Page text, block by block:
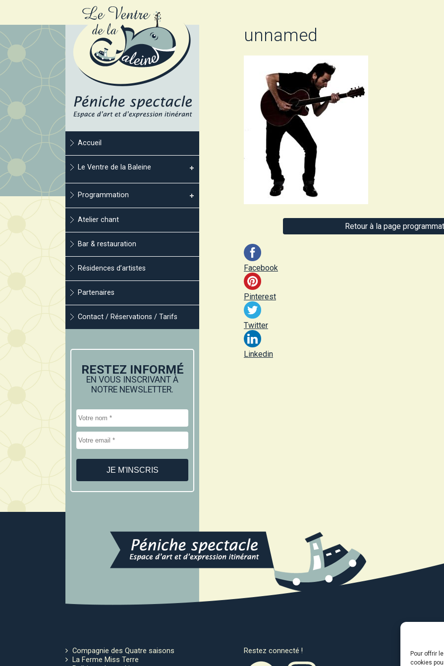
Pour offrir
cookies
Accueil
Le Ventre de la Baleine
Programmation
Atelier chant
Bar & restauration
Résidences d’artistes
Partenaires
Contact / Réservations / Tarifs
RESTEZ INFORMÉ
EN VOUS INSCRIVANT À
NOTRE NEWSLETTER.
unnamed
Retour à la page
Facebook
Pinterest
Twitter
Linkedin
Compagnie des Quatre saisons
La Ferme Miss Terre
Restez connecté ! Avec